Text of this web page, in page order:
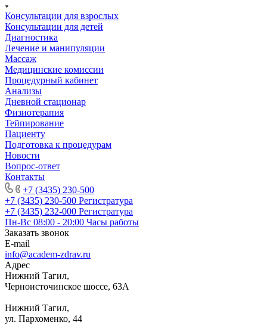
Консультации для взрослых
Консультации для детей
Диагностика
Лечение и манипуляции
Массаж
Медицинские комиссии
Процедурный кабинет
Анализы
Дневной стационар
Физиотерапия
Тейпирование
Пациенту
Подготовка к процедурам
Новости
Вопрос-ответ
Контакты
+7 (3435) 230-500
+7 (3435) 230-500 Регистратура
+7 (3435) 232-000 Регистратура
Пн-Вс 08:00 - 20:00 Часы работы
Заказать звонок
E-mail
info@academ-zdrav.ru
Адрес
Нижний Тагил,
Черноисточинское шоссе, 63А
Нижний Тагил,
ул. Пархоменко, 44